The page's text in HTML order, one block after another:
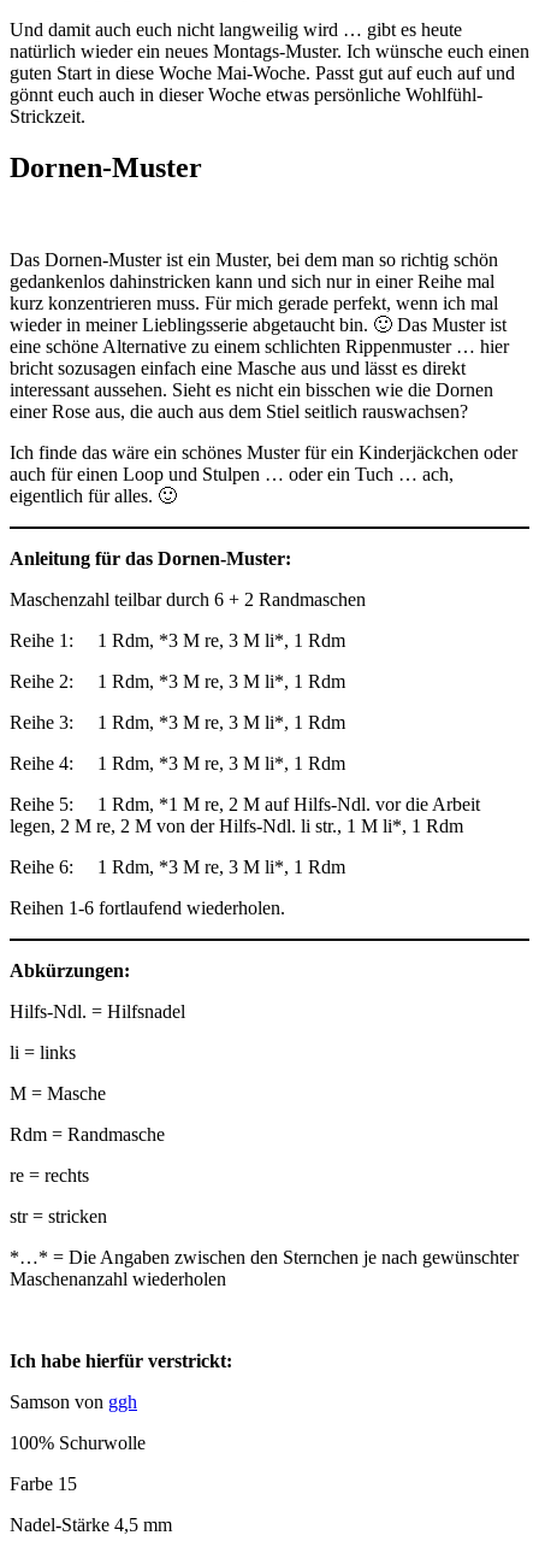
Und damit auch euch nicht langweilig wird … gibt es heute
natürlich wieder ein neues Montags-Muster. Ich wünsche euch einen
guten Start in diese Woche Mai-Woche. Passt gut auf euch auf und
gönnt euch auch in dieser Woche etwas persönliche Wohlfühl-
Strickzeit.
Dornen-Muster
Das Dornen-Muster ist ein Muster, bei dem man so richtig schön
gedankenlos dahinstricken kann und sich nur in einer Reihe mal
kurz konzentrieren muss. Für mich gerade perfekt, wenn ich mal
wieder in meiner Lieblingsserie abgetaucht bin. 🙂 Das Muster ist
eine schöne Alternative zu einem schlichten Rippenmuster … hier
bricht sozusagen einfach eine Masche aus und lässt es direkt
interessant aussehen. Sieht es nicht ein bisschen wie die Dornen
einer Rose aus, die auch aus dem Stiel seitlich rauswachsen?
Ich finde das wäre ein schönes Muster für ein Kinderjäckchen oder
auch für einen Loop und Stulpen … oder ein Tuch … ach,
eigentlich für alles. 🙂
Anleitung für das Dornen-Muster:
Maschenzahl teilbar durch 6 + 2 Randmaschen
Reihe 1: 1 Rdm, *3 M re, 3 M li*, 1 Rdm
Reihe 2: 1 Rdm, *3 M re, 3 M li*, 1 Rdm
Reihe 3: 1 Rdm, *3 M re, 3 M li*, 1 Rdm
Reihe 4: 1 Rdm, *3 M re, 3 M li*, 1 Rdm
Reihe 5: 1 Rdm, *1 M re, 2 M auf Hilfs-Ndl. vor die Arbeit
legen, 2 M re, 2 M von der Hilfs-Ndl. li str., 1 M li*, 1 Rdm
Reihe 6: 1 Rdm, *3 M re, 3 M li*, 1 Rdm
Reihen 1-6 fortlaufend wiederholen.
Abkürzungen:
Hilfs-Ndl. = Hilfsnadel
li = links
M = Masche
Rdm = Randmasche
re = rechts
str = stricken
*…* = Die Angaben zwischen den Sternchen je nach gewünschter
Maschenanzahl wiederholen
Ich habe hierfür verstrickt:
Samson von ggh
100% Schurwolle
Farbe 15
Nadel-Stärke 4,5 mm